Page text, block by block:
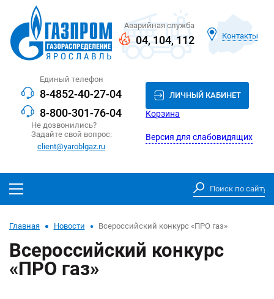
Аварийная служба
04,104,112 Контакты
Единый телефон
8-4852-40-27-04
8-800-301-76-04
Не дозвонились?
Задайте свой вопрос:
client@yaroblgaz.ru
ЛИЧНЫЙ КАБИНЕТ
Корзина
Версия для слабовидящих
Главная Новости Всероссийский конкурс «ПРО газ»
Всероссийский конкурс
«ПРО газ»